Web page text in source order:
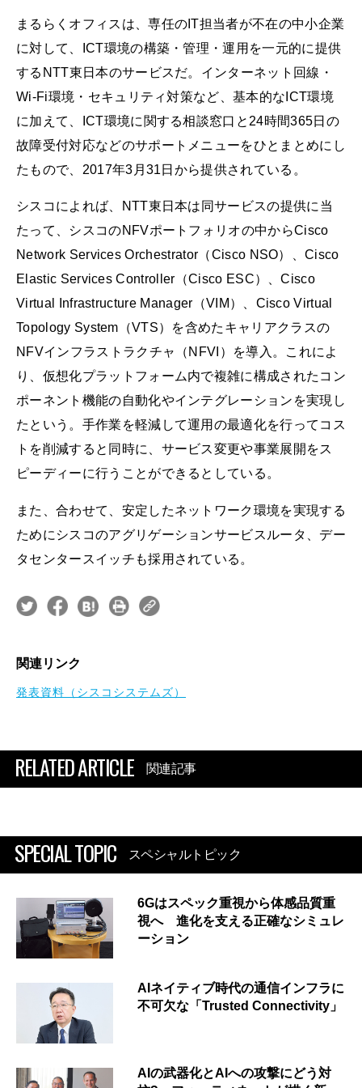
まるらくオフィスは、専任のIT担当者が不在の中小企業
に対して、ICT環境の構築・管理・運用を一元的に提供
するNTT東日本のサービスだ。インターネット回線・
Wi-Fi環境・セキュリティ対策など、基本的なICT環境
に加えて、ICT環境に関する相談窓口と24時間365日の
故障受付対応などのサポートメニューをひとまとめにし
たもので、2017年3月31日から提供されている。
シスコによれば、NTT東日本は同サービスの提供に当
たって、シスコのNFVポートフォリオの中からCisco
Network Services Orchestrator（Cisco NSO）、Cisco
Elastic Services Controller（Cisco ESC）、Cisco
Virtual Infrastructure Manager（VIM）、Cisco Virtual
Topology System（VTS）を含めたキャリアクラスの
NFVインフラストラクチャ（NFVI）を導入。これによ
り、仮想化プラットフォーム内で複雑に構成されたコン
ポーネント機能の自動化やインテグレーションを実現し
たという。手作業を軽減して運用の最適化を行ってコス
トを削減すると同時に、サービス変更や事業展開をス
ピーディーに行うことができるとしている。
また、合わせて、安定したネットワーク環境を実現する
ためにシスコのアグリゲーションサービスルータ、デー
タセンタースイッチも採用されている。
関連リンク
発表資料（シスコシステムズ）
RELATED ARTICLE 関連記事
SPECIAL TOPIC スペシャルトピック
6Gはスペック重視から体感品質重
視へ 進化を支える正確なシミュレ
ーション
AIネイティブ時代の通信インフラに
不可欠な「Trusted Connectivity」
AIの武器化とAIへの攻撃にどう対